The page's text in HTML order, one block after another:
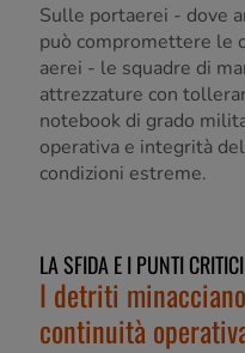
Sulle portaerei - dove
può compromettere le
aerei - le squadre di
attrezzature con
notebook di grado
operativa e integrità
condizioni estreme.
LA SFIDA E I PUNTI CRITICI
I detriti
continuità